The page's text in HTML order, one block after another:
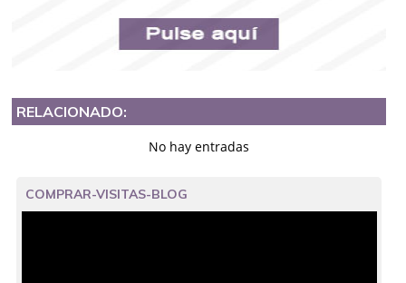
RELACIONADO:
No hay entradas
COMPRAR-VISITAS-BLOG